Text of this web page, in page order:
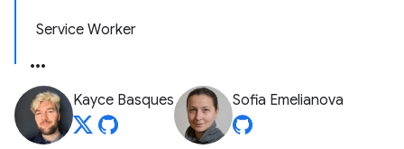
Service Worker
Kayce Basques Sofia Emelianova